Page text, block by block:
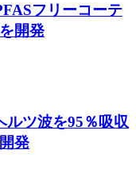
フリーコーテ
開発
ツ波を95％吸収
発